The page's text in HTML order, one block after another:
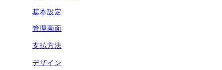
基本設定
管理画面
支払方法
デザイン